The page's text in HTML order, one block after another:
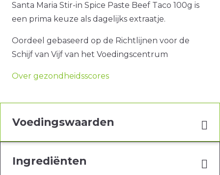
Santa Maria Stir-in Spice Paste Beef Taco 100g is
een prima keuze als dagelijks extraatje.
Oordeel gebaseerd op de Richtlijnen voor de
Schijf van Vijf van het Voedingscentrum
Over gezondheidsscores
Voedingswaarden
Ingrediënten